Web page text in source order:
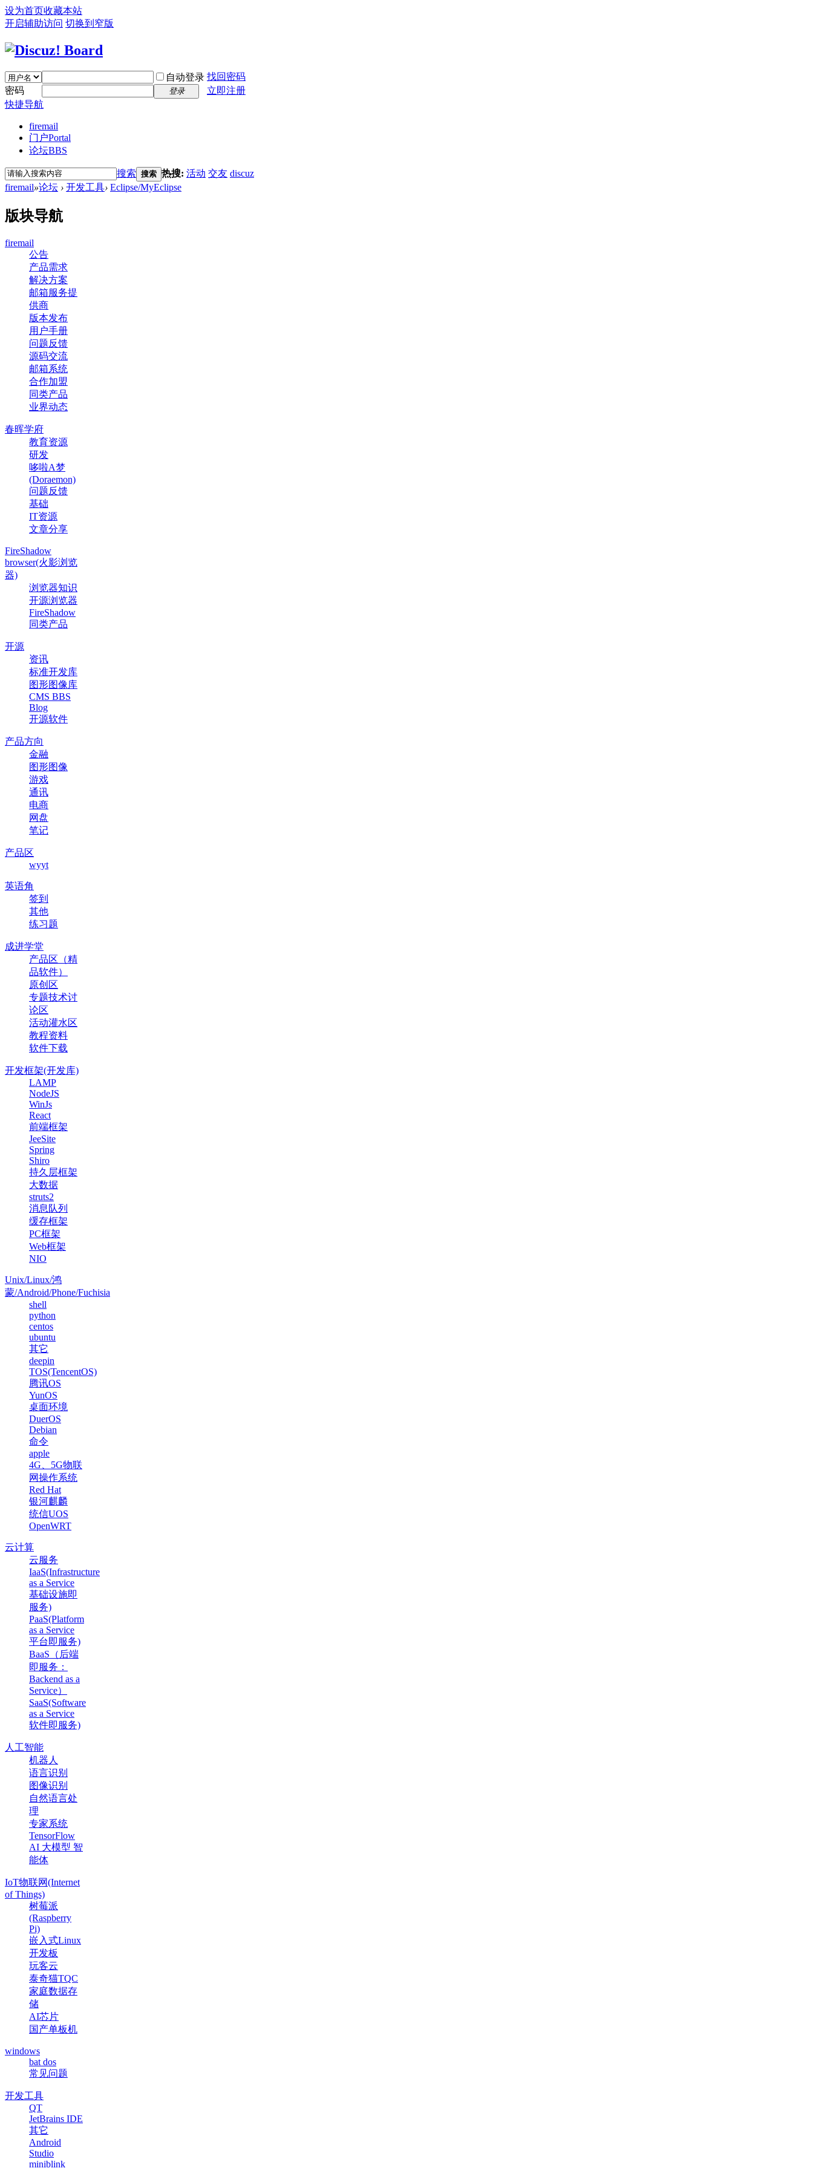
设为首页收藏本站
开启辅助访问 切换到窄版
自动登录 找回密码
密码
登录
立即注册
快捷导航
firemail
门户Portal
论坛BBS
搜索 搜索 热搜: 活动 交友 discuz
firemail»论坛 › 开发工具› Eclipse/MyEclipse
版块导航
firemail
公告
产品需求
解决方案
邮箱服务提
供商
版本发布
用户手册
问题反馈
源码交流
邮箱系统
合作加盟
同类产品
业界动态
春晖学府
教育资源
研发
哆啦A梦
(Doraemon)
问题反馈
基础
IT资源
文章分享
FireShadow
browser(火影浏览
器)
浏览器知识
开源浏览器
FireShadow
同类产品
开源
资讯
标准开发库
图形图像库
CMS BBS
Blog
开源软件
产品方向
金融
图形图像
游戏
通讯
电商
网盘
笔记
产品区
wyyt
英语角
签到
其他
练习题
成进学堂
产品区（精
品软件）
原创区
专题技术讨
论区
活动灌水区
教程资料
软件下载
开发框架(开发库)
LAMP
NodeJS
WinJs
React
前端框架
JeeSite
Spring
Shiro
持久层框架
大数据
struts2
消息队列
缓存框架
PC框架
Web框架
NIO
Unix/Linux/鸿
蒙/Android/Phone/Fuchisia
shell
python
centos
ubuntu
其它
deepin
TOS(TencentOS)
腾讯OS
YunOS
桌面环境
DuerOS
Debian
命令
apple
4G、5G物联
网操作系统
Red Hat
银河麒麟
统信UOS
OpenWRT
云计算
云服务
IaaS(Infrastructure
as a Service
基础设施即
服务)
PaaS(Platform
as a Service
平台即服务)
BaaS（后端
即服务：
Backend as a
Service）
SaaS(Software
as a Service
软件即服务)
人工智能
机器人
语言识别
图像识别
自然语言处
理
专家系统
TensorFlow
AI 大模型 智
能体
IoT物联网(Internet
of Things)
树莓派
(Raspberry
Pi)
嵌入式Linux
开发板
玩客云
泰奇猫TQC
家庭数据存
储
AI芯片
国产单板机
windows
bat dos
常见问题
开发工具
QT
JetBrains IDE
其它
Android
Studio
miniblink